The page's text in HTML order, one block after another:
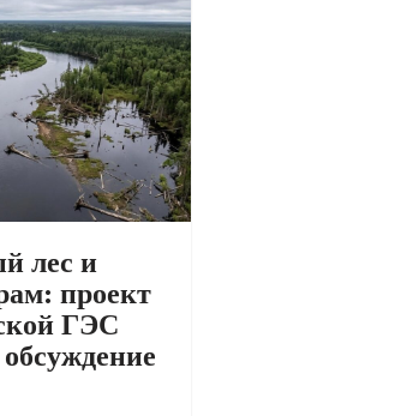
лес и
проект
ГЭС